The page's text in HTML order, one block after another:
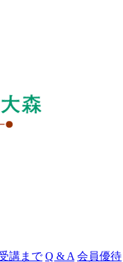
講まで Q & A 会員優待